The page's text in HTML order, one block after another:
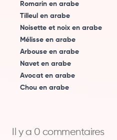
Romarin en arabe
Tilleul en arabe
Noisette et noix en arabe
Mélisse en arabe
Arbouse en arabe
Navet en arabe
Avocat en arabe
Chou en arabe
Il y a 0 commentaires